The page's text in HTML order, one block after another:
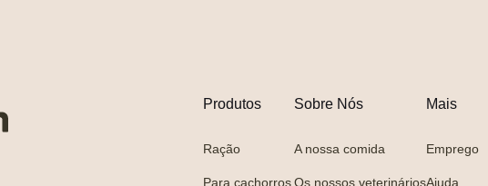
Produtos
Ração
Para cachorros
Sobre Nós
A nossa comida
Os nossos veterinários
Mais
Emprego
Ajuda